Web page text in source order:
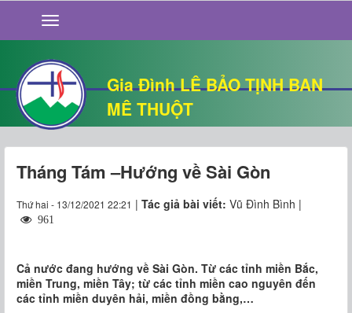
Gia Đình LÊ BẢO TỊNH BAN
MÊ THUỘT
GIỚI THIỆU
TIN TỨC
SỐNG ĐẠO
CHUYỆN NHÀ
QUÁN VĂN
THƯ GIÃN
Tháng Tám –Hướng về Sài Gòn
Thứ hai - 13/12/2021 22:21 | Tác giả bài viết: Vũ Đình Bình |
961
Cả nước đang hướng về Sài Gòn. Từ các tỉnh miền Bắc,
miền Trung, miền Tây; từ các tỉnh miền cao nguyên đến
các tỉnh miền duyên hải, miền đồng bằng,…